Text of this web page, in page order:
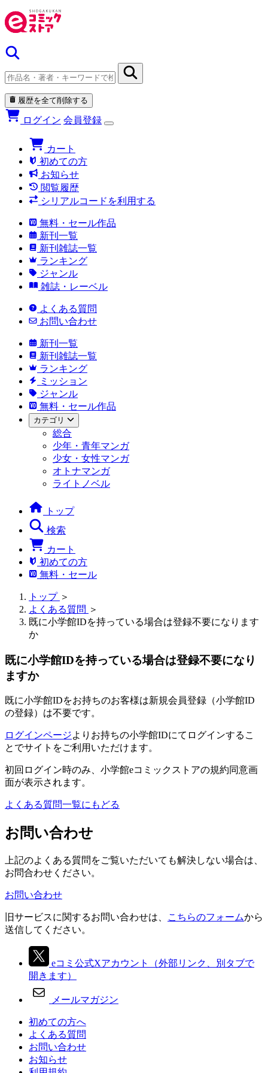
履歴を全て削除する
ログイン 会員登録
カート
初めての方
お知らせ
閲覧履歴
シリアルコードを利用する
無料・セール作品
新刊一覧
新刊雑誌一覧
ランキング
ジャンル
雑誌・レーベル
よくある質問
お問い合わせ
新刊一覧
新刊雑誌一覧
ランキング
ミッション
ジャンル
無料・セール作品
カテゴリ
総合
少年・青年マンガ
少女・女性マンガ
オトナマンガ
ライトノベル
トップ
検索
カート
初めての方
無料・セール
トップ ＞
よくある質問 ＞
既に小学館IDを持っている場合は登録不要になります
か
既に小学館IDを持っている場合は登録不要になり
ますか
既に小学館IDをお持ちのお客様は新規会員登録（小学館ID
の登録）は不要です。
ログインページよりお持ちの小学館IDにてログインするこ
とでサイトをご利用いただけます。
初回ログイン時のみ、小学館eコミックストアの規約同意画
面が表示されます。
よくある質問一覧にもどる
お問い合わせ
上記のよくある質問をご覧いただいても解決しない場合は、
お問合わせください。
お問い合わせ
旧サービスに関するお問い合わせは、 こちらのフォームから
送信してください。
eコミ公式Xアカウント
（外部リンク、別タブで
開きます）
メールマガジン
初めての方へ
よくある質問
お問い合わせ
お知らせ